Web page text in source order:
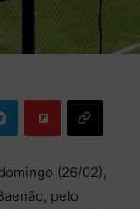
(26/02),
pelo